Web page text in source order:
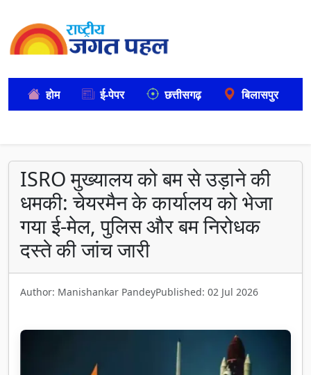
होम ई-पेपर छत्तीसगढ़ बिलासपुर
ISRO मुख्यालय को बम से उड़ाने की
धमकी: चेयरमैन के कार्यालय को भेजा
गया ई-मेल, पुलिस और बम निरोधक
दस्ते की जांच जारी
Author: Manishankar PandeyPublished: 02 Jul 2026